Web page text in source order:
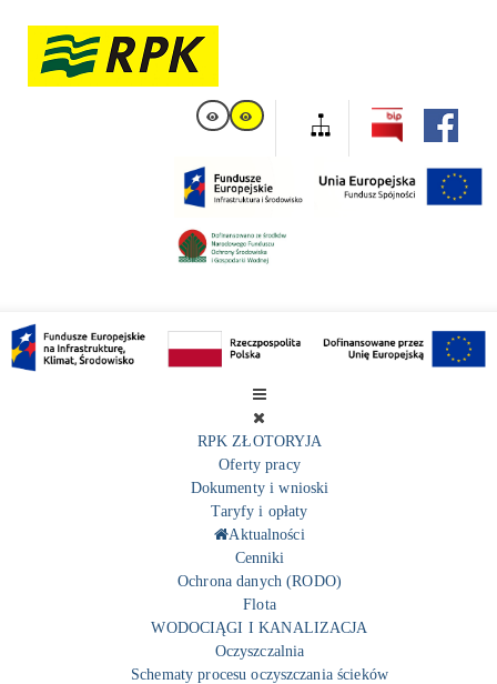
RPK ZŁOTORYJA
Oferty pracy
Dokumenty i wnioski
Taryfy i opłaty
Aktualności
Cenniki
Ochrona danych (RODO)
Flota
WODOCIĄGI I KANALIZACJA
Oczyszczalnia
Schematy procesu oczyszczania ścieków